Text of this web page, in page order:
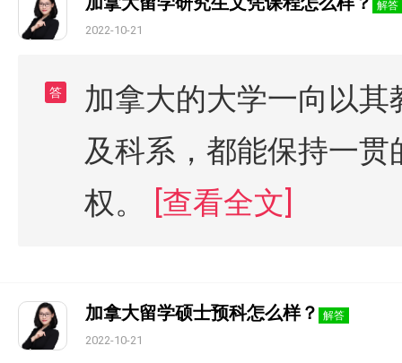
解答
2022-10-21
答
加拿大的大学一向以
及科系，都能保持一
权。
[查看全文]
加拿大留学硕士预科怎么样？ 解答
2022-10-21